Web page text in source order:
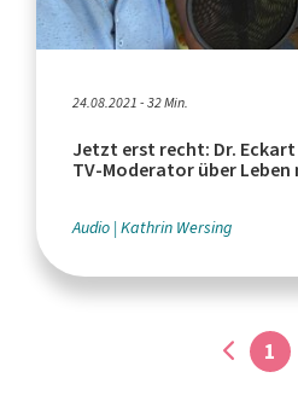
24.08.2021 - 32 Min.
Jetzt erst recht: Dr.
TV-Moderator über
Audio Kathrin Wersing
1